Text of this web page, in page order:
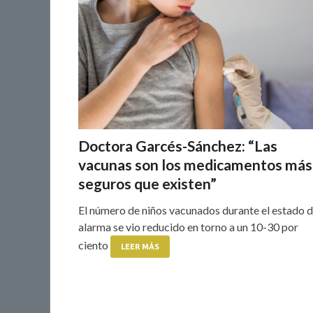
Doctora Garcés-Sánchez: “Las
vacunas son los medicamentos más
seguros que existen”
El número de niños vacunados durante el estado
alarma se vio reducido en torno a un 10-30 por
ciento
LEER MÁS